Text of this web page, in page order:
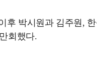
후 박시원과 김주원,
회했다.